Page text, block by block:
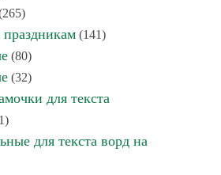
(141)
(80)
(32)
для текста
для текста ворд на